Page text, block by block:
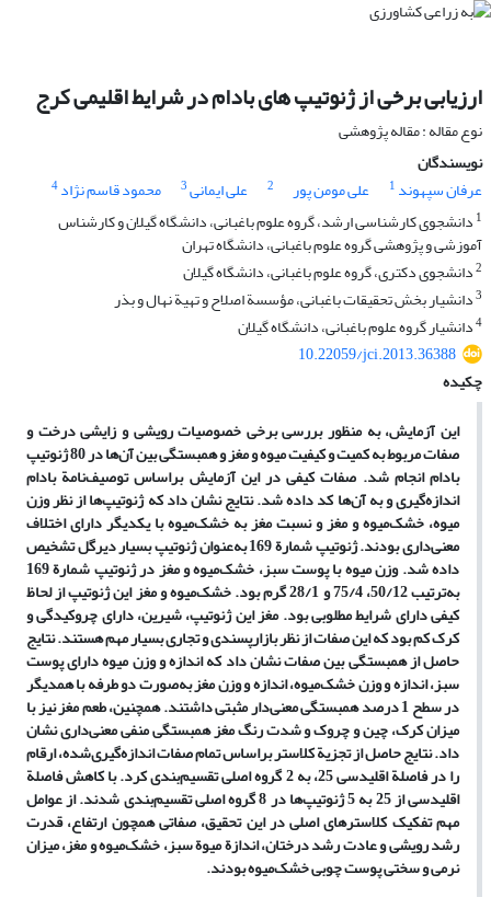
ارزیابی برخی از ژنوتیپ های بادام در شرایط اقلیمی کرج
نوع مقاله : مقاله پژوهشی
نویسندگان
عرفان سپهوند 1 علی مومن پور 2 علی ایمانی3 محمود قاسم نژاد4
1 دانشجوی کارشناسی ارشد، گروه علوم باغبانی، دانشگاه گیلان و کارشناس
آموزشی و پژوهشی گروه علوم باغبانی، دانشگاه تهران
2دانشجوی دکتری، گروه علوم باغبانی، دانشگاه گیلان
3دانشیار بخش تحقیقات باغبانی، مؤسسة اصلاح و تهیة نهال و بذر
4دانشیار گروه علوم باغبانی، دانشگاه گیلان
10.22059/jci.2013.36388
چکیده
این آزمایش، به منظور بررسی برخی خصوصیات رویشی و زایشی درخت و
صفات مربوط به کمیت و کیفیت میوه و مغز و همبستگی بین آن‌ها در 80 ژنوتیپ
بادام انجام شد. صفات کیفی در این آزمایش براساس توصیف‌نامة بادام
اندازه‌گیری و به آن‌ها کد داده شد. نتایج نشان داد که ژنوتیپ‌ها از نظر وزن
میوه، خشک‌میوه و مغز و نسبت مغز به خشک‌میوه با یکدیگر دارای اختلاف
معنی‌داری بودند. ژنوتیپ شمارة 169 به‌عنوان ژنوتیپ بسیار دیرگل تشخیص
داده شد. وزن میوه با پوست سبز، خشک‌میوه و مغز در ژنوتیپ شمارة 169
به‌ترتیب 50/12، 75/4 و 28/1 گرم بود. خشک‌میوه و مغز این ژنوتیپ از لحاظ
کیفی دارای شرایط مطلوبی بود. مغز این ژنوتیپ، شیرین، دارای چروکیدگی و
کرک کم بود که این صفات از نظر بازار‌پسندی و تجاری بسیار مهم هستند. نتایج
حاصل از همبستگی بین صفات نشان داد که اندازه و وزن میوه دارای پوست
سبز، اندازه و وزن خشک‌میوه، اندازه و وزن مغز به‌صورت دو طرفه با همدیگر
در سطح 1 درصد همبستگی معنی‌دار مثبتی داشتند. همچنین، طعم مغز نیز با
میزان کرک، چین و چروک و شدت رنگ مغز همبستگی منفی معنی‌داری نشان
داد. نتایج حاصل از تجزیة کلاستر براساس تمام صفات اندازه‌گیری‌شده، ارقام
را در فاصلة اقلیدسی 25، به 2 گروه اصلی تقسیم‌بندی کرد. با کاهش فاصلة
اقلیدسی از 25 به 5 ژنوتیپ‌ها در 8 گروه اصلی تقسیم‌بندی شدند. از عوامل
مهم تفکیک کلاسترهای اصلی در این تحقیق، صفاتی همچون ارتفاع، قدرت
رشد رویشی و عادت رشد درختان، اندازة میوة سبز، خشک‌میوه و مغز، میزان
نرمی و سختی پوست چوبی خشک‌میوه بودند.